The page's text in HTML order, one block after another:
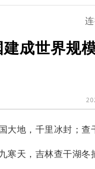
建成世界规
大地，千里冰封；查
寒天，吉林查干湖冬